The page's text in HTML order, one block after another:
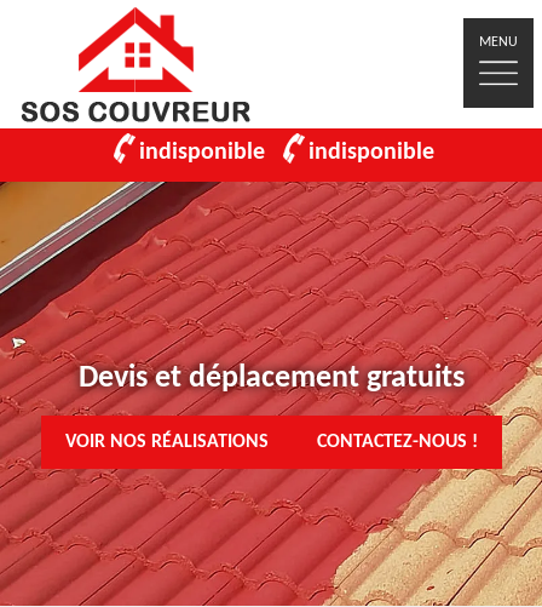
MENU
indisponible indisponible
Devis et déplacement gratuits
VOIR NOS RÉALISATIONS CONTACTEZ-NOUS !